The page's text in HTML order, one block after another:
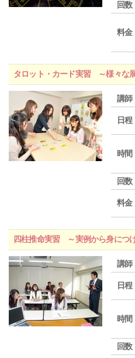
回数
料金
タロット・カード実習 ～様々な
講師
日程
時間
回数
料金
四柱推命実習 ～実例から身につ
講師
日程
時間
回数